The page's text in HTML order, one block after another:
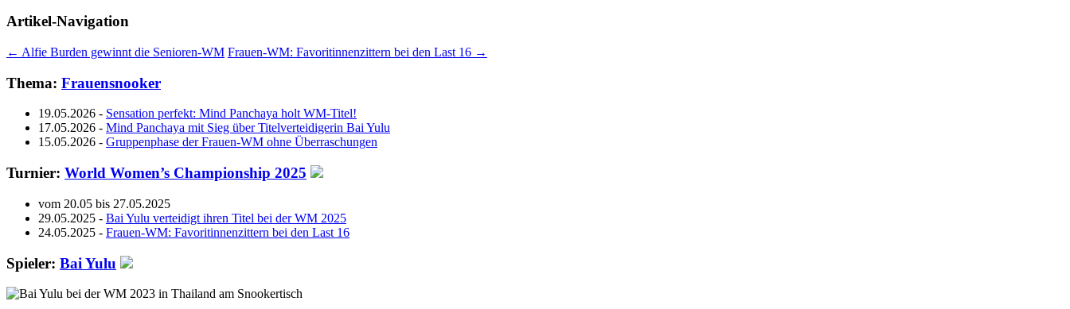
Artikel-Navigation
← Alfie Burden gewinnt die Senioren-WM Frauen-WM: Favoritinnenzittern bei den Last 16 →
Thema: Frauensnooker
19.05.2026 - Sensation perfekt: Mind Panchaya holt WM-Titel!
17.05.2026 - Mind Panchaya mit Sieg über Titelverteidigerin Bai Yulu
15.05.2026 - Gruppenphase der Frauen-WM ohne Überraschungen
Turnier: World Women’s Championship 2025
vom 20.05 bis 27.05.2025
29.05.2025 - Bai Yulu verteidigt ihren Titel bei der WM 2025
24.05.2025 - Frauen-WM: Favoritinnenzittern bei den Last 16
Spieler: Bai Yulu